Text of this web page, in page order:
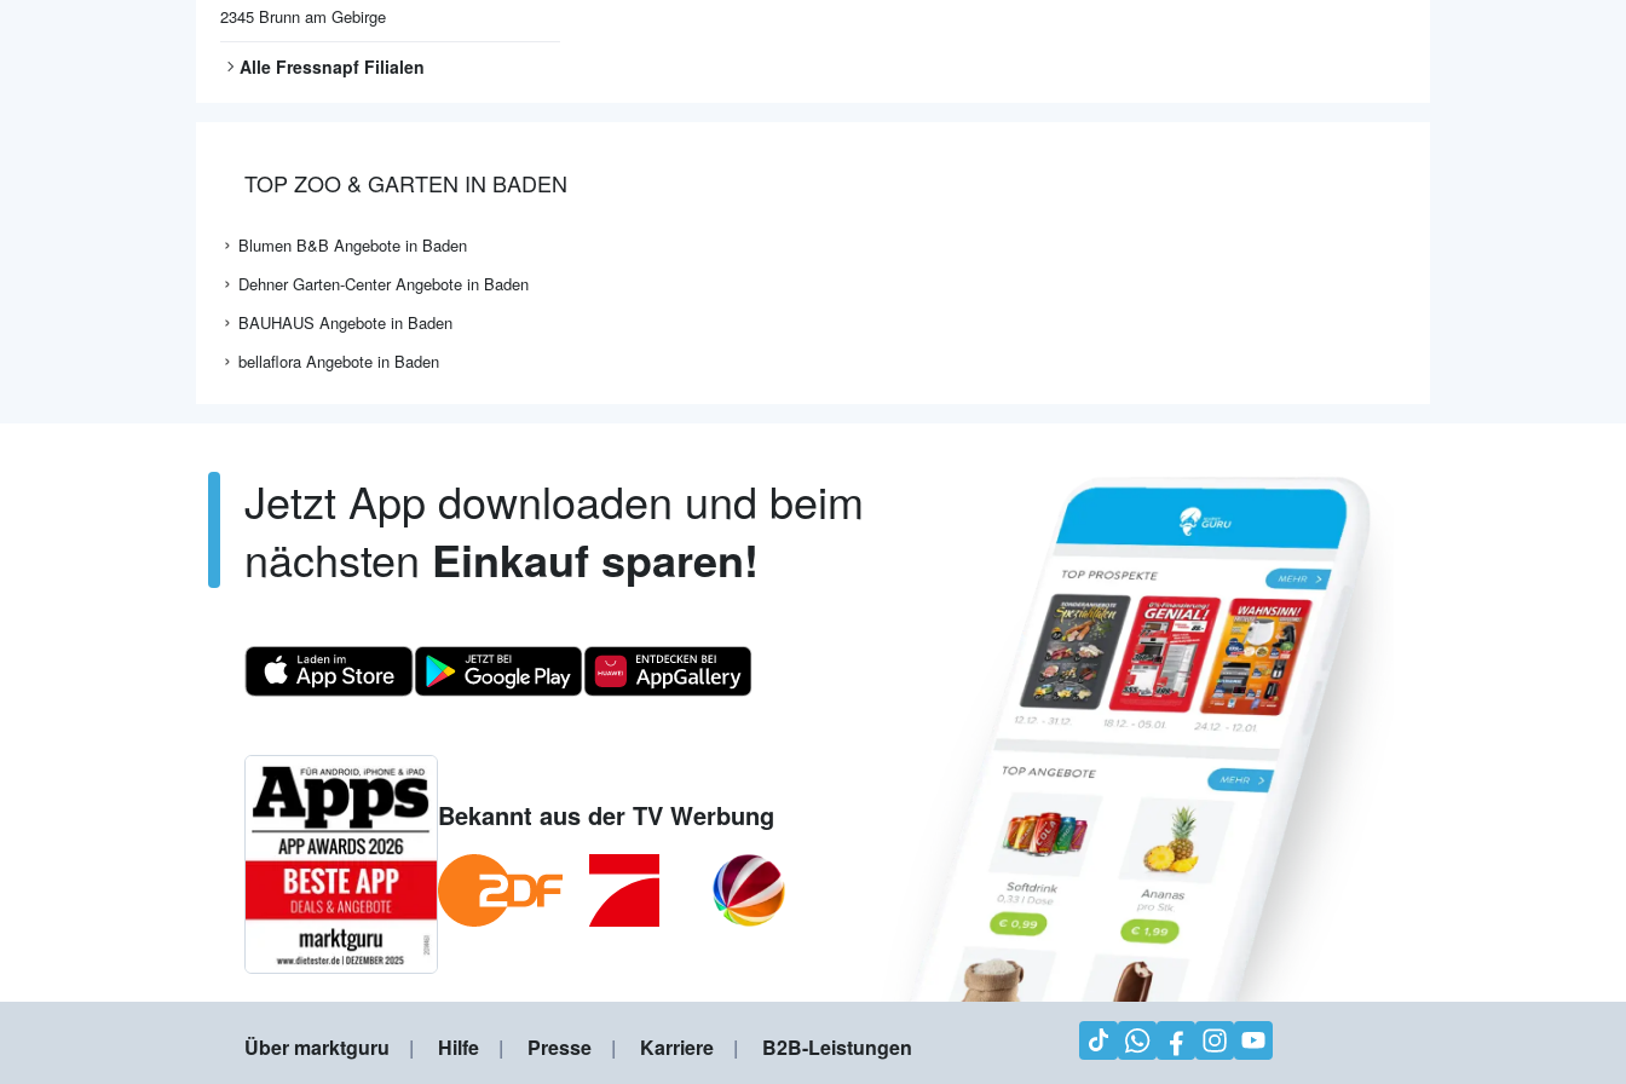
2345 Brunn am Gebirge
Alle Fressnapf Filialen
TOP ZOO & GARTEN IN BADEN
Blumen B&B Angebote in Baden
Dehner Garten-Center Angebote in Baden
BAUHAUS Angebote in Baden
bellaflora Angebote in Baden
Jetzt App downloaden und beim
nächsten Einkauf sparen!
Bekannt aus der TV Werbung
Über marktguru Hilfe Presse Karriere B2B-Leistungen